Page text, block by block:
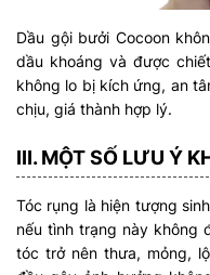
Dầu gội bưởi Cocoon
dầu khoáng và được
không lo bị kích ứng, an
chịu, giá thành hợp lý.
III. MỘT SỐ LƯU Ý
Tóc rụng là hiện tượng
nếu tình trạng này không
tóc trở nên thưa, mỏng,